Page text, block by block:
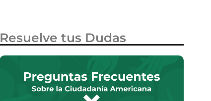
Resuelve tus Dudas